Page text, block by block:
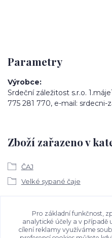
Parametry
Výrobce
Srdeční záležitost s.r.o.
775 281 770, e-mail:
Zboží zařazeno v
ČAJ
Velké sypané čaje
Ke stažení
Bezpečností upozornění
Pro základní funkčnost,
analytické účely a v případě
cílení reklamy využíváme